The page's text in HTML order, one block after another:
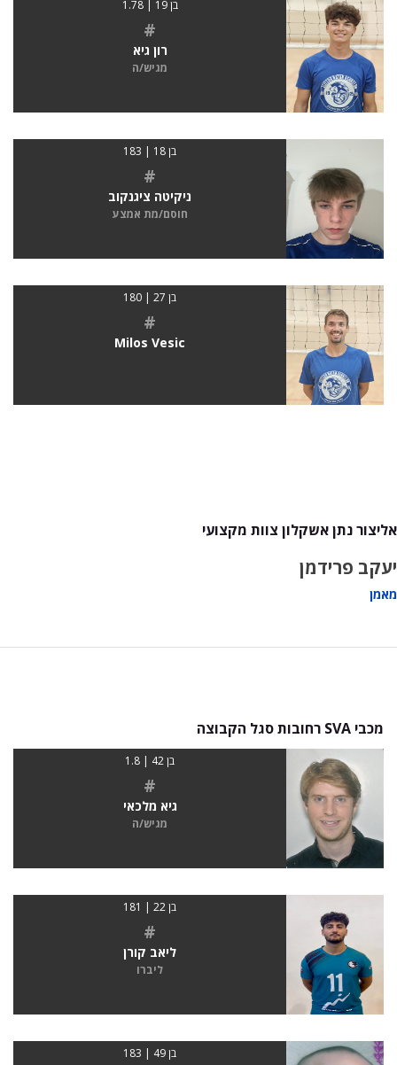
בן 19 | 1.78
#
רון גיא
מגיש/ה
בן 18 | 183
#
ניקיטה ציגנקוב
חוסם/מת אמצע
בן 27 | 180
#
Milos Vesic
אליצור נתן אשקלון צוות מקצועי
יעקב פרידמן
מאמן
מכבי SVA רחובות סגל הקבוצה
בן 42 | 1.8
#
גיא מלכאי
מגיש/ה
בן 22 | 181
#
ליאב קורן
ליברו
בן 49 | 183